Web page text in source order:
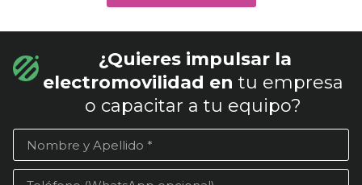
¿Quieres impulsar la
electromovilidad en tu empresa
o capacitar a tu equipo?